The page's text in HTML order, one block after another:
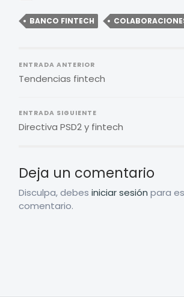
BANCO FINTECH
ENTRADA ANTERIOR
Tendencias fintech
ENTRADA SIGUIENTE
Directiva PSD2 y fintech
Deja un comentario
Disculpa, debesiniciar sesión para
comentario.